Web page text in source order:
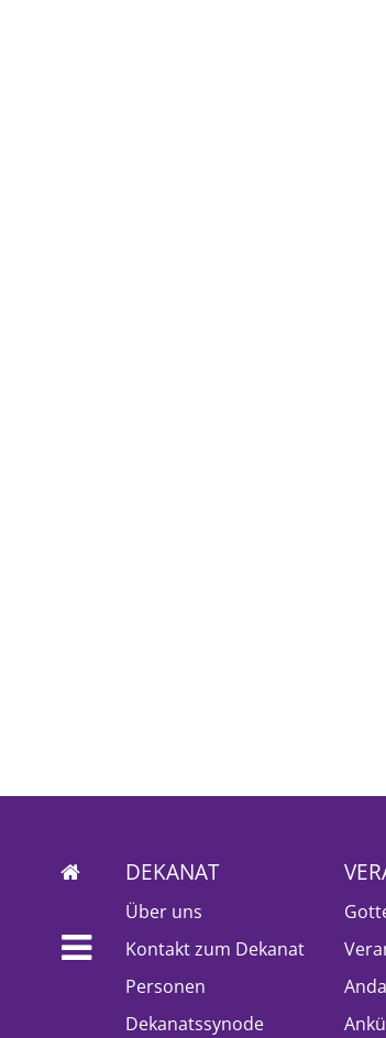
DEKANAT
Über uns
Kontakt zum Dekanat
Personen
Dekanatssynode